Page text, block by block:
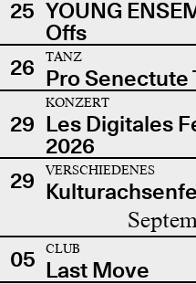
25 YOUNG
Offs
26
TANZ
Pro Senectute
29
KONZERT
Les Digitales
2026
29 VERSCHIEDENES
05 CLUB
Last Move